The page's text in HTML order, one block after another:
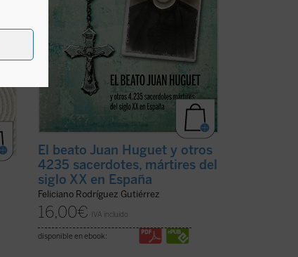
El beato Juan Huguet y otros
4235 sacerdotes, mártires del
siglo XX en España
Feliciano Rodríguez Gutiérrez
16,00€ IVA incluido
disponible en ebook: